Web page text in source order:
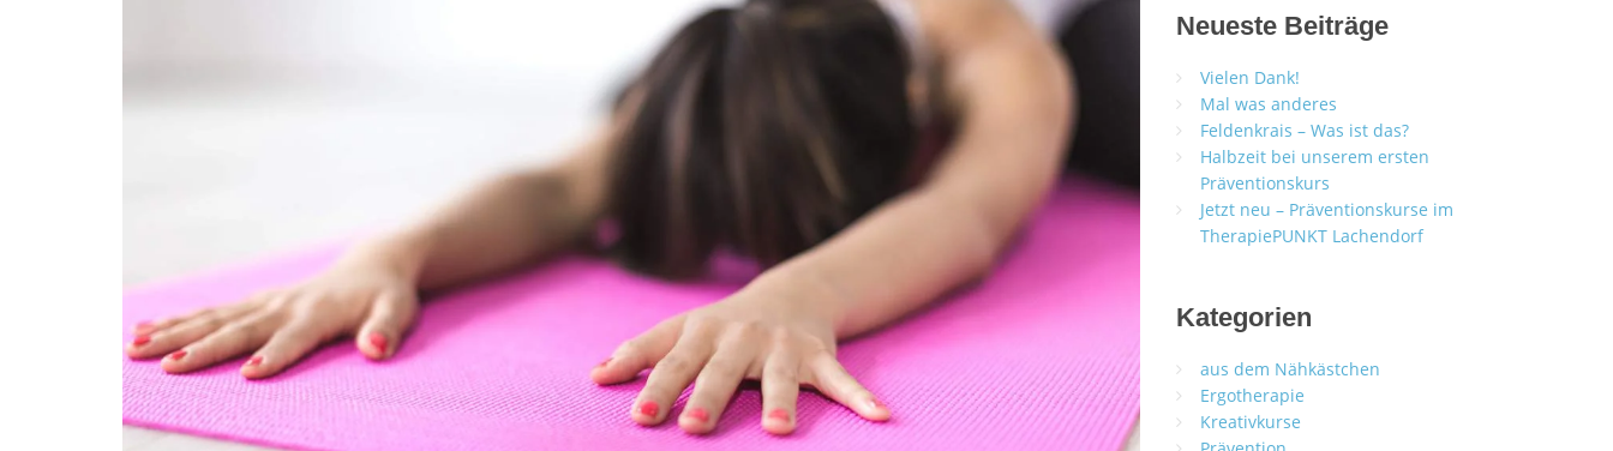
Neueste Beiträge
Vielen Dank!
Mal was anderes
Feldenkrais – Was ist das?
Halbzeit bei unserem ersten
Präventionskurs
Jetzt neu – Präventionskurse im
TherapiePUNKT Lachendorf
Kategorien
aus dem Nähkästchen
Ergotherapie
Kreativkurse